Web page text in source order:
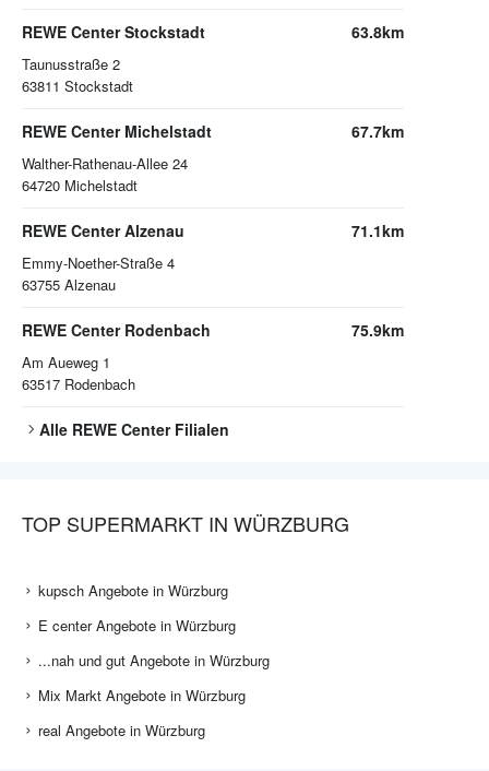
REWE Center Stockstadt
Taunusstraße 2
63811 Stockstadt
63.8km
REWE Center Michelstadt
Walther-Rathenau-Allee 24
64720 Michelstadt
67.7km
REWE Center Alzenau
Emmy-Noether-Straße 4
63755 Alzenau
71.1km
REWE Center Rodenbach
Am Aueweg 1
63517 Rodenbach
75.9km
Alle REWE CenterFilialen
TOP SUPERMARKT IN WÜRZBURG
kupsch Angebote in Würzburg
E center Angebote in Würzburg
...nah und gut Angebote in Würzburg
Mix Markt Angebote in Würzburg
real Angebote in Würzburg